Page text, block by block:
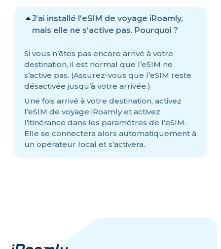
J’ai installé l’eSIM de voyage iRoamly,
mais elle ne s’active pas. Pourquoi ?
Si vous n’êtes pas encore arrivé à votre
destination, il est normal que l’eSIM ne
s’active pas. (Assurez-vous que l’eSIM reste
désactivée jusqu’à votre arrivée.)
Une fois arrivé à votre destination, activez
l’eSIM de voyage iRoamly et activez
l’itinérance dans les paramètres de l’eSIM.
Elle se connectera alors automatiquement à
un opérateur local et s’activera.